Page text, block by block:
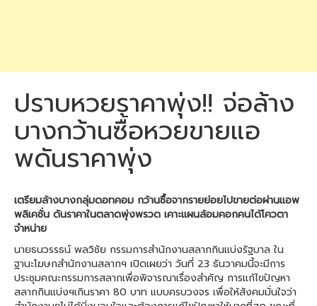
ปราบหวยราคาพุ่ง!! จ่อล้าง
บางกว้านซื้อหวยขายแอ
พดันราคาพุ่ง
เตรียมล้างบางกลุ่มดอทคอม กว้านซื้อจากรายย่อยไปขายต่อผ่านแอพ
พลิเคชั่น ดันราคาในตลาดพุ่งพรวด เคาะแผนล้อมคอกคนได้โควตา
จำหน่าย
นายธนวรรธน์ พลวิชัย กรรมการสำนักงานสลากกินแบ่งรัฐบาล ใน
ฐานะโฆษกสำนักงานสลากฯ เปิดเผยว่า วันที่ 23 ธันวาคมนี้จะมีการ
ประชุมคณะกรรมการสลากเพื่อพิจารณาเรื่องสำคัญ การแก้ไขปัญหา
สลากกินแบ่งฯเกินราคา 80 บาท แบบครบวงจร เพื่อให้สังคมมั่นใจว่า